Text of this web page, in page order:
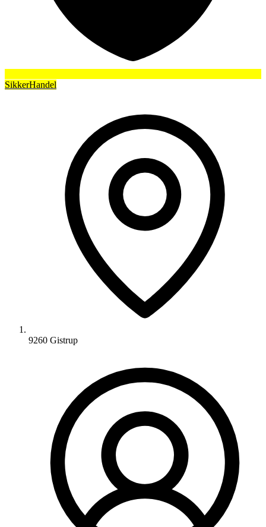
SikkerHandel
9260 Gistrup